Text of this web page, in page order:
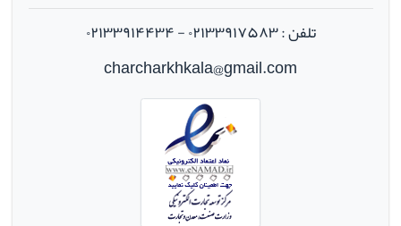
تلفن : ۰۲۱۳۳۹۱۷۵۸۳ - ۰۲۱۳۳۹۱۴۴۳۴
charcharkhkala@gmail.com